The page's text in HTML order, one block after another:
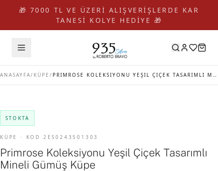
🎁 7000 TL VE ÜZERİ ALIŞVERİŞLERDE KAR
TANESİ KOLYE HEDİYE 🎁
ANASAYFA/ KÜPE / PRIMROSE KOLEKSIYONU YEŞIL ÇIÇEK TASARIMLI MINELI GÜMÜŞ KÜPE
STOKTA
KÜPE · KOD 2ES0243501303
Primrose Koleksiyonu Yeşil Çiçek Tasarımlı
Mineli Gümüş Küpe